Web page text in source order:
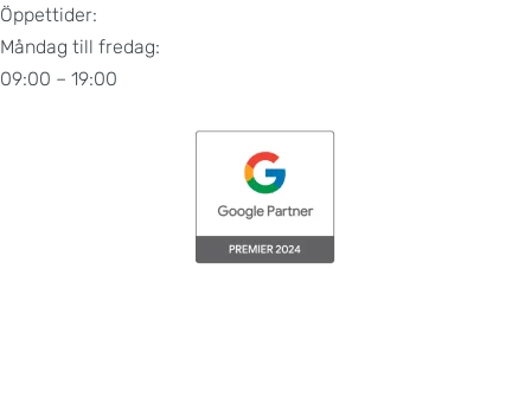
Öppettider:
Måndag till fredag:
09:00 – 19:00